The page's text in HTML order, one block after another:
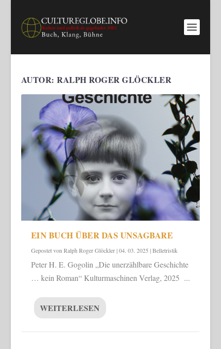
AUTOR:RALPH ROGER GLÖCKLER
EIN BUCH ÜBER DAS UNSAGBARE
Gepostet von Ralph Roger Glöckler|04. 03. 2025 |Belletristik
Peter H. E. Gogolin „Die unerzählbare Geschichte
… kein Roman“ Kulturmaschinen Verlag, 2025 ...
WEITERLESEN